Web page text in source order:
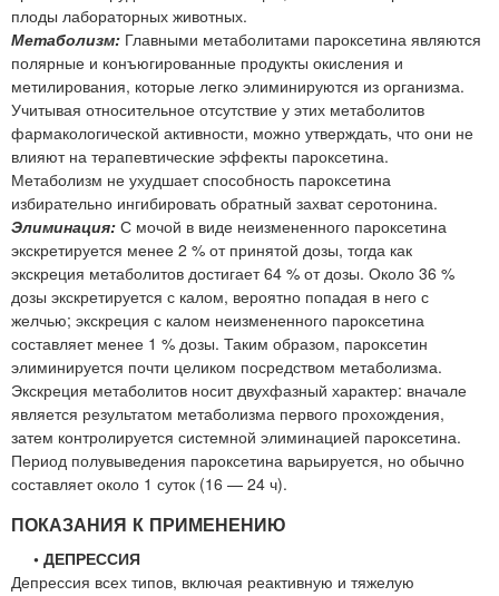
плоды лабораторных животных.
Метаболизм: Главными метаболитами пароксетина являются
полярные и конъюгированные продукты окисления и
метилирования, которые легко элиминируются из организма.
Учитывая относительное отсутствие у этих метаболитов
фармакологической активности, можно утверждать, что они не
влияют на терапевтические эффекты пароксетина.
Метаболизм не ухудшает способность пароксетина
избирательно ингибировать обратный захват серотонина.
Элиминация: С мочой в виде неизмененного пароксетина
экскретируется менее 2 % от принятой дозы, тогда как
экскреция метаболитов достигает 64 % от дозы. Около 36 %
дозы экскретируется с калом, вероятно попадая в него с
желчью; экскреция с калом неизмененного пароксетина
составляет менее 1 % дозы. Таким образом, пароксетин
элиминируется почти целиком посредством метаболизма.
Экскреция метаболитов носит двухфазный характер: вначале
является результатом метаболизма первого прохождения,
затем контролируется системной элиминацией пароксетина.
Период полувыведения пароксетина варьируется, но обычно
составляет около 1 суток (16 — 24 ч).
ПОКАЗАНИЯ К ПРИМЕНЕНИЮ
• ДЕПРЕССИЯ
Депрессия всех типов, включая реактивную и тяжелую